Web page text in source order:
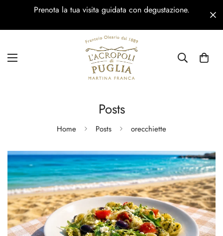
Prenota la tua visita guidata con degustazione.
Posts
Home Posts orecchiette